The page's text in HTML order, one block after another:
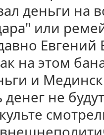
деньги на
или
на этом
и
денег не